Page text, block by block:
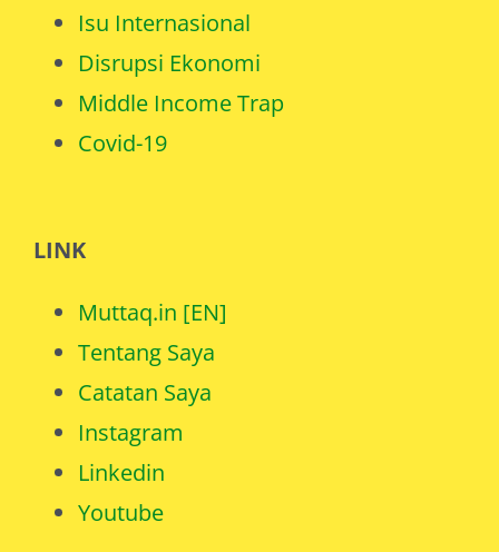
Isu Internasional
Disrupsi Ekonomi
Middle Income Trap
Covid-19
LINK
Muttaq.in [EN]
Tentang Saya
Catatan Saya
Instagram
Linkedin
Youtube